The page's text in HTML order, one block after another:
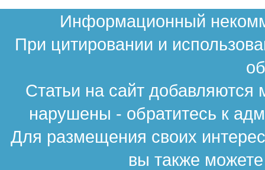
Информационный
При цитировании и
Статьи на сайт
нарушены - обратитесь к
Для размещения своих
вы также